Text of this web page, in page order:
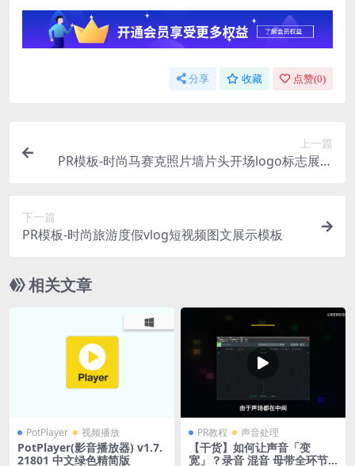
分享 收藏 点赞(0)
上一篇
PR模板-时尚马赛克照片墙片头开场logo标志展示
下一篇
PR模板-时尚旅游度假vlog短视频图文展示模板
相关文章
PotPlayer 视频播放
PotPlayer(影音播放器) v1.7.
21801 中文绿色精简版
PR教程 声音处理
【干货】如何让声音「变
宽」？录音 混音 母带全环节